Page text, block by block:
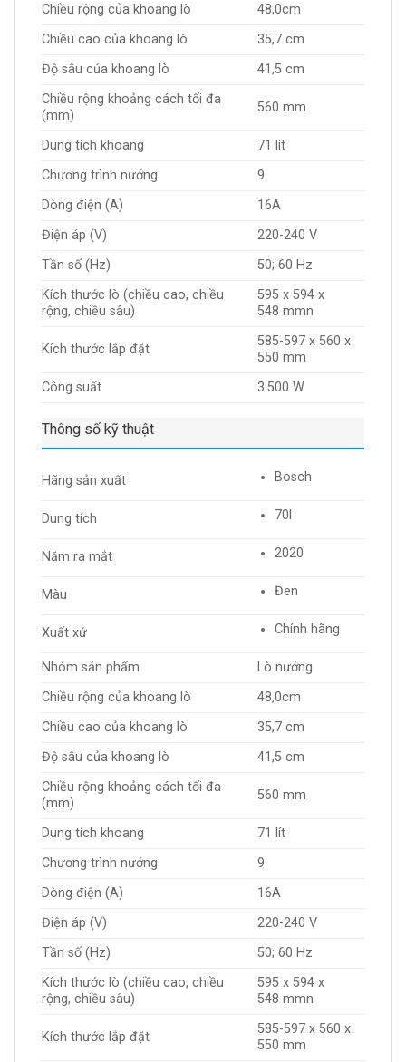
Chiều rộng của khoang lò
48,0cm
Chiều cao của khoang lò
35,7 cm
Độ sâu của khoang lò
41,5 cm
Chiều rộng khoảng cách tối đa
(mm)
560 mm
Dung tích khoang
71 lít
Chương trình nướng
9
Dòng điện (A)
16A
Điện áp (V)
220-240 V
Tần số (Hz)
50; 60 Hz
Kích thước lò (chiều cao, chiều
rộng, chiều sâu)
595 x 594 x
548 mmn
Kích thước lắp đặt
585-597 x 560 x
550 mm
Công suất
3.500 W
Thông số kỹ thuật
Hãng sản xuất Bosch
Dung tích 70l
Năm ra mắt 2020
Màu Đen
Xuất xứ Chính hãng
Nhóm sản phẩm
Lò nướng
Chiều rộng của khoang lò
48,0cm
Chiều cao của khoang lò
35,7 cm
Độ sâu của khoang lò
41,5 cm
Chiều rộng khoảng cách tối đa
(mm)
560 mm
Dung tích khoang
71 lít
Chương trình nướng
9
Dòng điện (A)
16A
Điện áp (V)
220-240 V
Tần số (Hz)
50; 60 Hz
Kích thước lò (chiều cao, chiều
rộng, chiều sâu)
595 x 594 x
548 mmn
Kích thước lắp đặt
585-597 x 560 x
550 mm